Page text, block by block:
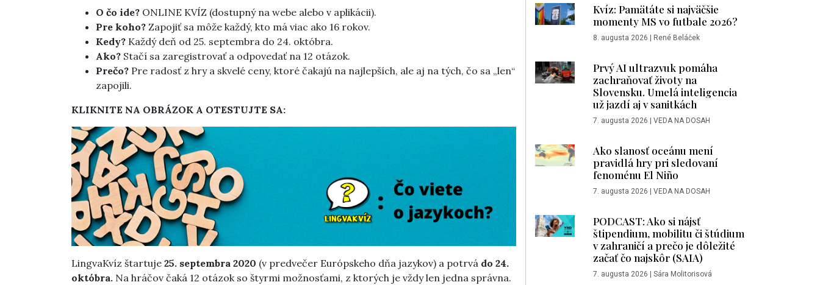
O čo ide? ONLINE KVÍZ (dostupný na webe alebo v aplikácii).
Pre koho? Zapojiť sa môže každý, kto má viac ako 16 rokov.
Kedy? Každý deň od 25. septembra do 24. októbra.
Ako? Stačí sa zaregistrovať a odpovedať na 12 otázok.
Prečo? Pre radosť z hry a skvelé ceny, ktoré čakajú na najlepších, ale aj na tých, čo sa „len“
zapojili.
KLIKNITE NA OBRÁZOK A OTESTUJTE SA:
LingvaKvíz štartuje 25. septembra 2020 (v predvečer Európskeho dňa jazykov) a potrvá do 24.
októbra. Na hráčov čaká 12 otázok so štyrmi možnosťami, z ktorých je vždy len jedna správna.
Kvíz: Pamätáte si najväčšie
momenty MS vo futbale 2026?
8. augusta 2026 | René Beláček
Prvý AI ultrazvuk pomáha
zachraňovať životy na
Slovensku. Umelá inteligencia
už jazdí aj v sanitkách
7. augusta 2026 | VEDA NA DOSAH
Ako slanosť oceánu mení
pravidlá hry pri sledovaní
fenoménu El Niño
7. augusta 2026 | VEDA NA DOSAH
PODCAST: Ako si nájsť
štipendium, mobilitu či štúdium
v zahraničí a prečo je dôležité
začať čo najskôr (SAIA)
7. augusta 2026 | Sára Molitorisová